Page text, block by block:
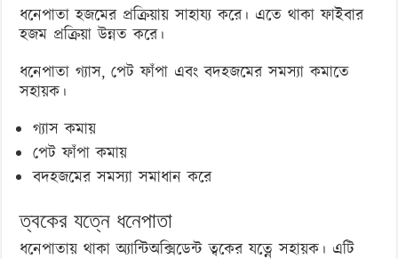
ধনেপাতা হজমের প্রক্রিয়ায় সাহায্য করে। এতে থাকা ফাইবার
হজম প্রক্রিয়া উন্নত করে।
ধনেপাতা গ্যাস, পেট ফাঁপা এবং বদহজমের সমস্যা কমাতে
সহায়ক।
গ্যাস কমায়
পেট ফাঁপা কমায়
বদহজমের সমস্যা সমাধান করে
ত্বকের যত্নে ধনেপাতা
ধনেপাতায় থাকা অ্যান্টিঅক্সিডেন্ট ত্বকের যত্নে সহায়ক। এটি